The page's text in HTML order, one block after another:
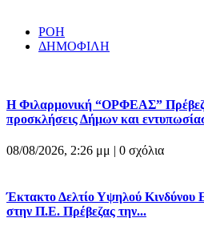
ΡΟΗ
ΔΗΜΟΦΙΛΗ
Η Φιλαρμονική “ΟΡΦΕΑΣ”
προσκλήσεις Δήμων και
08/08/2026, 2:26 μμ | 0 σχόλια
Έκτακτο Δελτίο Υψηλού
στην Π.Ε. Πρέβεζας την...